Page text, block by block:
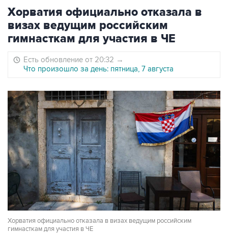
Хорватия официально отказала в
визах ведущим российским
гимнасткам для участия в ЧЕ
Есть обновление от 20:32 →
Что произошло за день: пятница, 7 августа
Хорватия официально отказала в визах ведущим российским
гимнасткам для участия в ЧЕ